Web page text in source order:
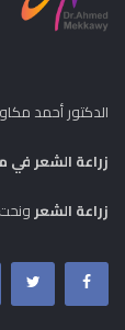
الدكتور أحمد
زراعة الشعر في
زراعة الشعر